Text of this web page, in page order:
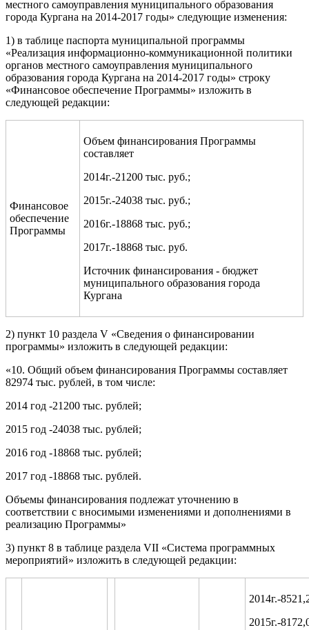
местного самоуправления муниципального образования
города Кургана на 2014-2017 годы» следующие изменения:
1) в таблице паспорта муниципальной программы
«Реализация информационно-коммуникационной политики
органов местного самоуправления муниципального
образования города Кургана на 2014-2017 годы» строку
«Финансовое обеспечение Программы» изложить в
следующей редакции:
Финансовое
обеспечение
Программы
Объем финансирования Программы
составляет
2014г.-21200 тыс. руб.;
2015г.-24038 тыс. руб.;
2016г.-18868 тыс. руб.;
2017г.-18868 тыс. руб.
Источник финансирования - бюджет
муниципального образования города
Кургана
2) пункт 10 раздела V «Сведения о финансировании
программы» изложить в следующей редакции:
«10. Общий объем финансирования Программы составляет
82974 тыс. рублей, в том числе:
2014 год -21200 тыс. рублей;
2015 год -24038 тыс. рублей;
2016 год -18868 тыс. рублей;
2017 год -18868 тыс. рублей.
Объемы финансирования подлежат уточнению в
соответствии с вносимыми изменениями и дополнениями в
реализацию Программы»
3) пункт 8 в таблице раздела VII «Система программных
мероприятий» изложить в следующей редакции:
2014г.-
2015г.-